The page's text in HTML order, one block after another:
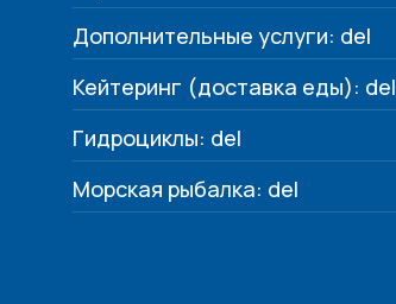
Дополнительные услуги: del
Кейтеринг (доставка еды): del
Гидроциклы: del
Морская рыбалка: del